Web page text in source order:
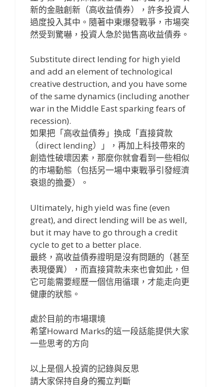
新的金融創新（高收益債券），許多投資人
過度投入其中。隨著中東爆發戰爭，市場突
然受到驚嚇，投資人急於拋售高收益債券。
Substitute direct lending for high yield
and add an element of technological
creative destruction, and you have some
of the same dynamics (including another
war in the Middle East sparking fears of
recession).
如果把「高收益債券」換成「直接貸款
（direct lending）」，再加上科技帶來的
創造性破壞因素，那麼你就會看到一些相似
的市場動態（包括另一場中東戰爭引發經濟
衰退的擔憂）。
Ultimately, high yield was fine (even
great), and direct lending will be as well,
but it may have to go through a credit
cycle to get to a better place.
最終，高收益債券證明是沒有問題的（甚至
表現優異），而直接貸款未來也會如此，但
它可能需要經歷一個信用循環，才能走向更
健康的狀態。
處於目前的市場環境
希望Howard Marks的這一段話能提供大家
一些思考的方向
以上是個人投資的記錄與反思
請大家保持自身的獨立判斷